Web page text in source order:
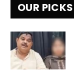
OUR PICKS